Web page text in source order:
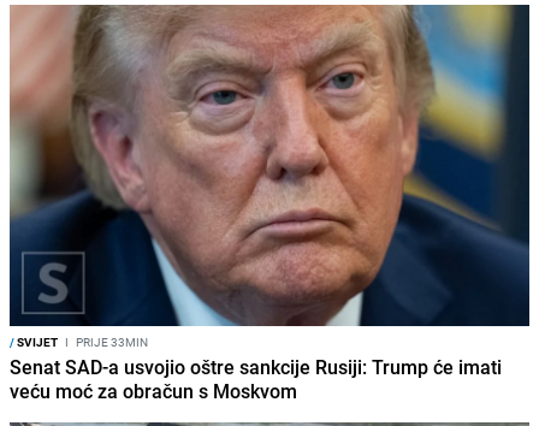
/SVIJET I PRIJE 33MIN
Senat SAD-a usvojio oštre sankcije Rusiji: Trump će imati
veću moć za obračun s Moskvom